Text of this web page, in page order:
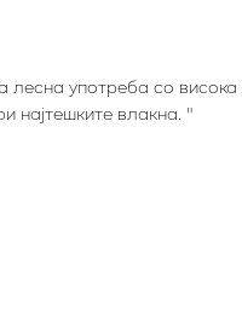
употреба со
најтешките влакна. "